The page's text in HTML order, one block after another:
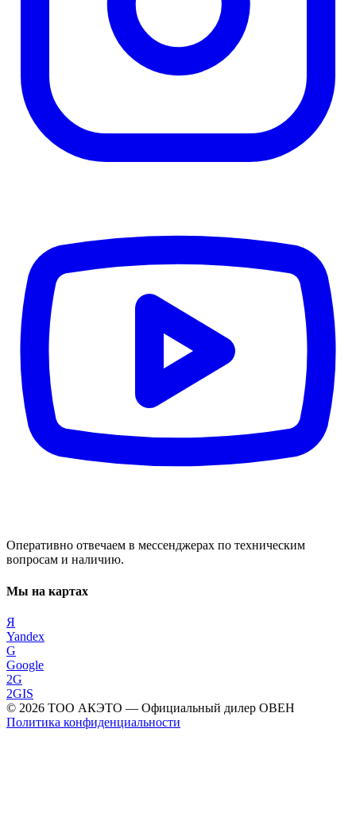
Оперативно отвечаем в мессенджерах по техническим
вопросам и наличию.
Мы на картах
Я
Yandex
G
Google
2G
2GIS
© 2026 ТОО АКЭТО — Официальный дилер ОВЕН
Политика конфиденциальности